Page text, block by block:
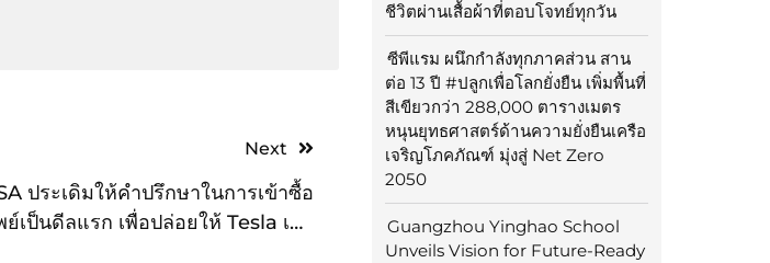
ชีวิตผ่านเสื้อผ้าที่ตอบโจทย์ทุกวัน
ซีพีแรม ผนึกกำลังทุกภาคส่วน สาน
ต่อ 13 ปี #ปลูกเพื่อโลกยั่งยืน เพิ่มพื้นที่
สีเขียวกว่า 288,000 ตารางเมตร
หนุนยุทธศาสตร์ด้านความยั่งยืนเครือ
เจริญโภคภัณฑ์ มุ่งสู่ Net Zero
2050
Guangzhou Yinghao School
Unveils Vision for Future-Ready
Next
ประเดิมให้คำปรึกษาในการเข้าซื้อ
เป็นดีลแรก เพื่อปล่อยให้ Tesla เช่า